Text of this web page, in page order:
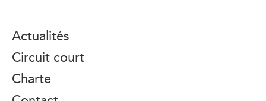
Actualités
Circuit court
Charte